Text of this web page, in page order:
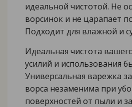
идеальной чистотой. Не
ворсинок и не царапает
Подходит для влажной и
Идеальная чистота
усилий и использования
Универсальная варежка
ворса незаменима при
поверхностей от пыли и